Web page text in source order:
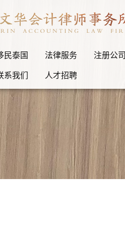
民泰国 法律服务 注册公
系我们 人才招聘